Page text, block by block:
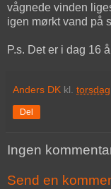
vågnede vinden
igen mørkt vand på
P.s. Det er i dag 16
Anders DK kl.
Del
Ingen
Send en